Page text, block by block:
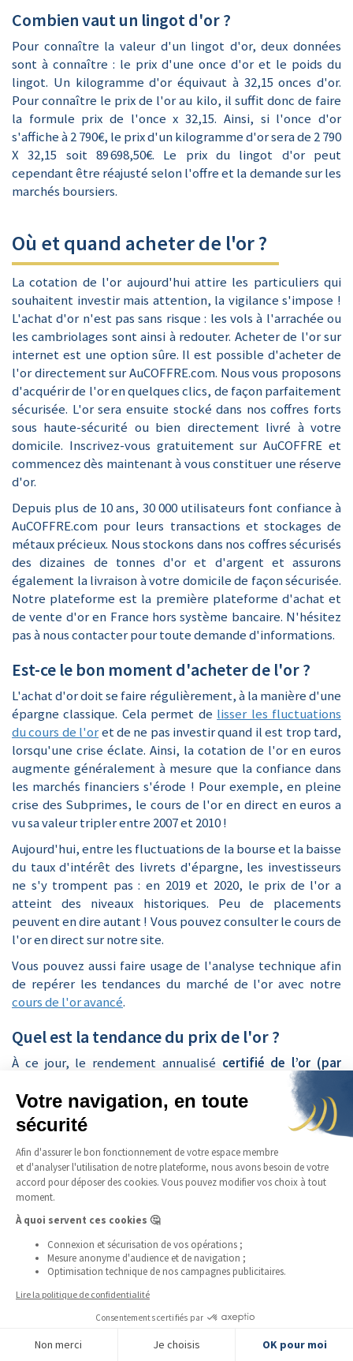
Combien vaut un lingot d'or ?
Pour connaître la valeur d'un lingot d'or, deux données
sont à connaître : le prix d'une once d'or et le poids du
lingot. Un kilogramme d'or équivaut à 32,15 onces d'or.
Pour connaître le prix de l'or au kilo, il suffit donc de faire
la formule prix de l'once x 32,15. Ainsi, si l'once d'or
s'affiche à 2 790€, le prix d'un kilogramme d'or sera de 2 790
X 32,15 soit 89 698,50€. Le prix du lingot d'or peut
cependant être réajusté selon l'offre et la demande sur les
marchés boursiers.
Où et quand acheter de l'or ?
La cotation de l'or aujourd'hui attire les particuliers qui
souhaitent investir mais attention, la vigilance s'impose !
L'achat d'or n'est pas sans risque : les vols à l'arrachée ou
les cambriolages sont ainsi à redouter. Acheter de l'or sur
internet est une option sûre. Il est possible d'acheter de
l'or directement sur AuCOFFRE.com. Nous vous proposons
d'acquérir de l'or en quelques clics, de façon parfaitement
sécurisée. L'or sera ensuite stocké dans nos coffres forts
sous haute-sécurité ou bien directement livré à votre
domicile. Inscrivez-vous gratuitementsur AuCOFFRE et
commencez dès maintenant à vous constituer une réserve
d'or.
Depuis plus de 10 ans, 30 000 utilisateurs font confiance à
AuCOFFRE.com pour leurs transactions et stockages de
métaux précieux. Nous stockons dans nos coffres sécurisés
des dizaines de tonnes d'or et d'argent et assurons
également la livraison à votre domicile de façon sécurisée.
Notre plateforme est la première plateforme d'achat et
de vente d'or en France hors système bancaire. N'hésitez
pas ànous contacterpour toute demande d'informations.
Est-ce le bon moment d'acheter de l'or ?
L'achat d'or doit se faire régulièrement, à la manière d'une
épargne classique. Cela permet de lisser les fluctuations
du cours de l'oret de ne pas investir quand il est trop tard,
lorsqu'une crise éclate. Ainsi, la cotation de l'or en euros
augmente généralement à mesure que la confiance dans
les marchés financiers s'érode ! Pour exemple, en pleine
crise des Subprimes, le cours de l'or en direct en euros a
vu sa valeur tripler entre 2007 et 2010 !
Aujourd'hui, entre les fluctuations de la bourse et la baisse
du taux d'intérêt des livrets d'épargne, les investisseurs
ne s'y trompent pas : en 2019 et 2020, le prix de l'or a
atteint des niveaux historiques. Peu de placements
peuvent en dire autant ! Vous pouvez consulter le cours de
l'or en direct sur notre site.
Vous pouvez aussi faire usage de l'analyse technique afin
de repérer les tendances du marché de l'or avec notre
cours de l'or avancé.
Quel est la tendance du prix de l'or ?
À ce jour, le rendement annualisé certifié de l’or (par
huissier de justice G. Simonin, E. Le Marec, et V. Guerrier.)
est très exactement de :
+8,17 % par an
, sur les cinquante dernières années
+8,69 % par an, sur les vingt dernières années (2000-
2020 inclus / en euro)
Les résultats passés ne préjugent pas des performances
futures, toutefois, nous pouvons remarquer qu'à long
terme, l'or n'a que fait de monter et a démontré une
résistance parfaite à l'inflation, bien peu d'actifs peuvent
en dire de même.